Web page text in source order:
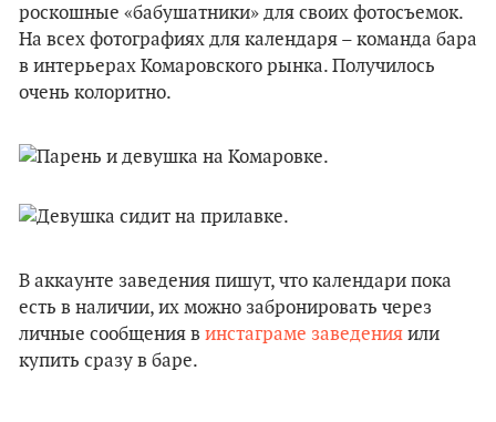
роскошные «бабушатники» для своих фотосъемок.
На всех фотографиях для календаря – команда бара
в интерьерах Комаровского рынка. Получилось
очень колоритно.
В аккаунте заведения пишут, что календари пока
есть в наличии, их можно забронировать через
личные сообщения в инстаграме заведения или
купить сразу в баре.